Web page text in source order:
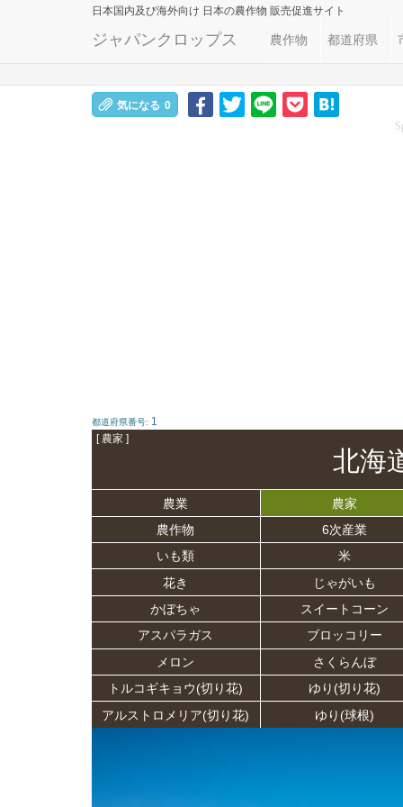
日本国内及び海外向け 日本の農作物 販売促進サイト
ジャパンクロップス 農作物 都道府県
気になる 0
都道府県番号: 1
[ 農家 ]
北海
農業
農家
農作物
6次産業
いも類
米
花き
じゃがいも
かぼちゃ
スイートコーン
アスパラガス
ブロッコリー
メロン
さくらんぼ
トルコギキョウ(切り花)
ゆり(切り花)
アルストロメリア(切り花)
ゆり(球根)